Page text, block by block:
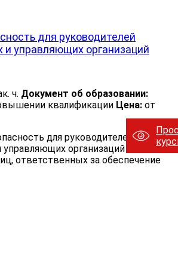
для руководителей
и управляющих организаций
ч. Документ об образовании:
квалификации Цена: от
для руководителей
организаций на
ответственных за обеспечение